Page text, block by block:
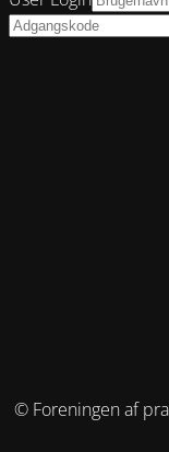
© Foreningen af